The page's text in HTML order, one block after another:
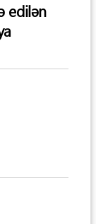
edilən